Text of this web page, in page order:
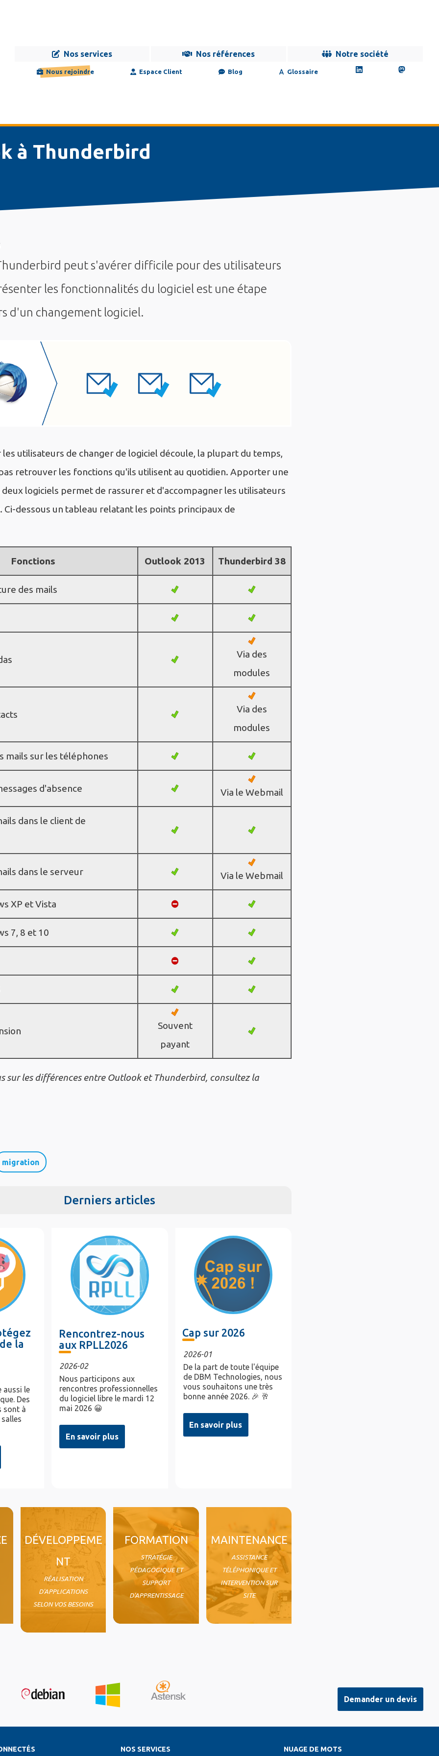
Navigation
Nos services
Nos références Notre société
Nous rejoindre Espace Client Blog Glossaire
à Thunderbird
peut s'avérer difficile pour des utilisateurs
les fonctionnalités du logiciel est une étape
d'un changement logiciel.
utilisateurs de changer de logiciel découle, la plupart du temps,
retrouver les fonctions qu'ils utilisent au quotidien. Apporter une
deux logiciels permet de rassurer et d'accompagner les utilisateurs
Ci-dessous un tableau relatant les points principaux de
Fonctions Outlook 2013 Thunderbird 38
des mails
Via des
modules
Via des
modules
mails sur les téléphones
d'absence Via le Webmail
dans le client de
dans le serveur Via le Webmail
XP et Vista
7, 8 et 10
Souvent
payant
sur les différences entre Outlook et Thunderbird, consultez la
migration
Derniers articles
la
aussi le
Des
sont à
Rencontrez-nous
aux RPLL2026
2026-02
Nous participons aux
rencontres professionnelles
du logiciel libre le mardi 12
mai 2026 😀
En savoir plus
Cap sur 2026
2026-01
De la part de toute l'équipe
de DBM Technologies, nous
vous souhaitons une très
bonne année 2026. 🎉 🥂
En savoir plus
DÉVELOPPEME
NT
RÉALISATION
D'APPLICATIONS
SELON VOS BESOINS
FORMATION
STRATÉGIE
PÉDAGOGIQUE ET
SUPPORT
D'APPRENTISSAGE
MAINTENANCE
ASSISTANCE
TÉLÉPHONIQUE ET
INTERVENTION SUR
SITE
Demander un devis
NOS SERVICES NUAGE DE MOTS